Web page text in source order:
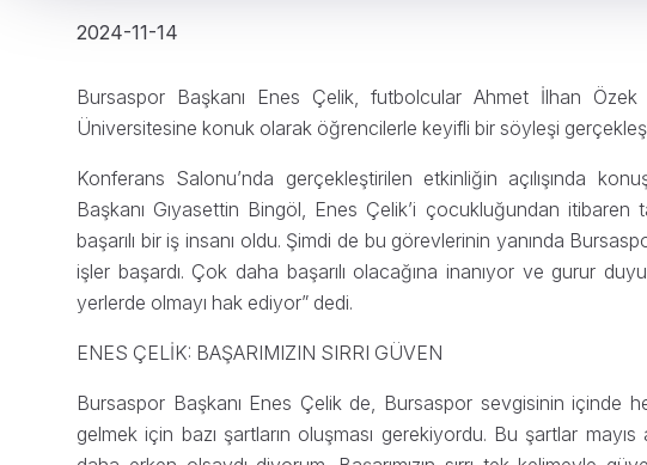
2024-11-14
Bursaspor Başkanı Enes Çelik, futbolcular Ahmet İlhan
Üniversitesine konuk olarak öğrencilerle keyifli bir söyleşi
Konferans Salonu’nda gerçekleştirilen etkinliğin açılışında
Başkanı Gıyasettin Bingöl, Enes Çelik’i çocukluğundan itibaren
başarılı bir iş insanı oldu. Şimdi de bu görevlerinin yanında
işler başardı. Çok daha başarılı olacağına inanıyor ve gurur
yerlerde olmayı hak ediyor” dedi.
ENES ÇELİK: BAŞARIMIZIN SIRRI GÜVEN
Bursaspor Başkanı Enes Çelik de, Bursaspor sevgisinin içinde
gelmek için bazı şartların oluşması gerekiyordu. Bu şartlar